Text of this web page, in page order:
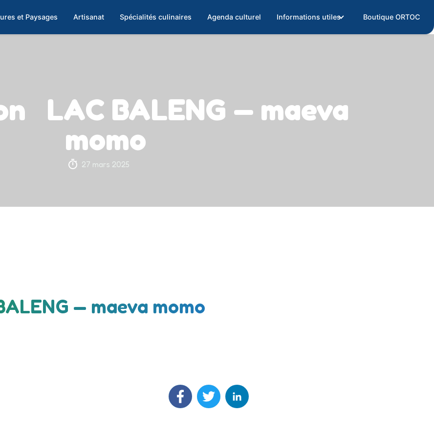
et Paysages Artisanat Spécialités culinaires Agenda culturel Informations utiles Boutique ORTOC
LAC BALENG — maeva
momo
27 mars 2025
— maeva momo